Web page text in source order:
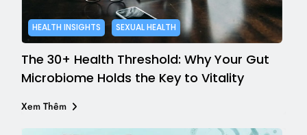
HEALTH INSIGHTS SEXUAL HEALTH
The 30+ Health Threshold: Why Your Gut
Microbiome Holds the Key to Vitality
Xem Thêm